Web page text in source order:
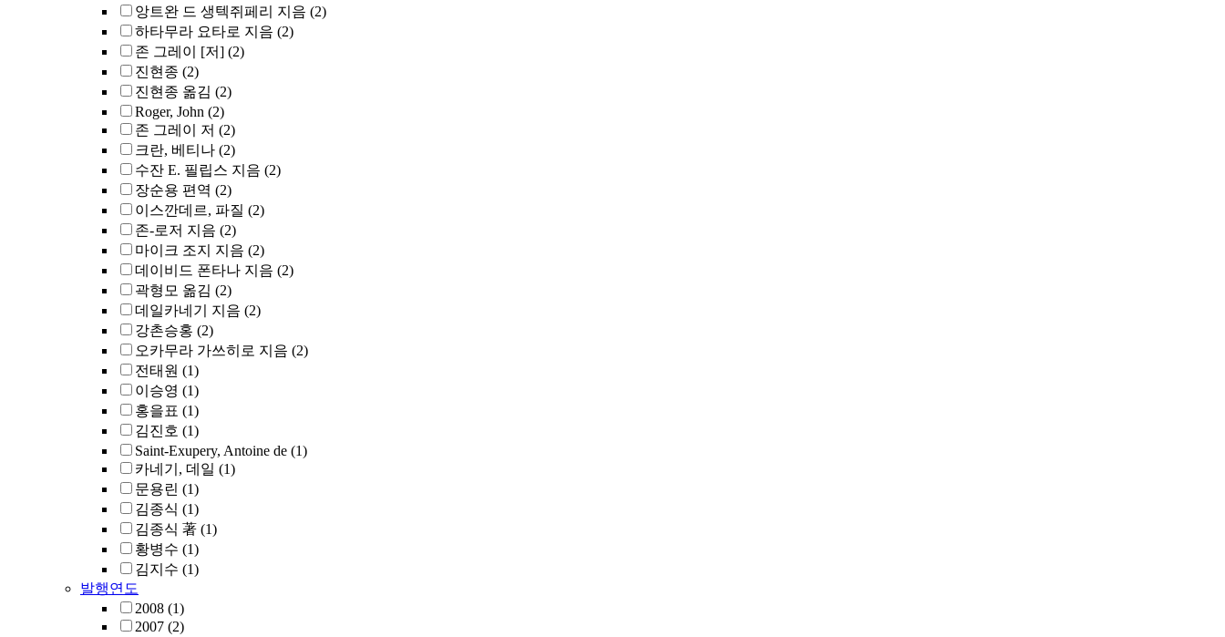
앙트완 드 생텍쥐페리 지음 (2)
하타무라 요타로 지음 (2)
존 그레이 [저] (2)
진현종 (2)
진현종 옮김 (2)
Roger, John (2)
존 그레이 저 (2)
크란, 베티나 (2)
수잔 E. 필립스 지음 (2)
장순용 편역 (2)
이스깐데르, 파질 (2)
존-로저 지음 (2)
마이크 조지 지음 (2)
데이비드 폰타나 지음 (2)
곽형모 옮김 (2)
데일카네기 지음 (2)
강촌승홍 (2)
오카무라 가쓰히로 지음 (2)
전태원 (1)
이승영 (1)
홍을표 (1)
김진호 (1)
Saint-Exupery, Antoine de (1)
카네기, 데일 (1)
문용린 (1)
김종식 (1)
김종식 著 (1)
황병수 (1)
김지수 (1)
발행연도
2008 (1)
2007 (2)